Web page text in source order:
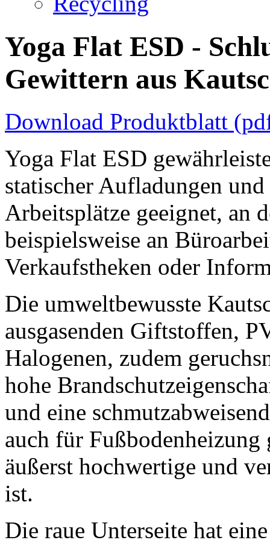
Yoga Flat ESD -
Gewittern aus
Download Produktblatt
Yoga Flat ESD
statischer Aufladungen
Arbeitsplätze geeignet, an
beispielsweise an
Verkaufstheken oder
Die umweltbewusste
ausgasenden Giftstoffen,
Halogenen, zudem
hohe
und eine
auch für Fußbodenheizung
äußerst hochwertige und
ist.
Die raue Unterseite hat